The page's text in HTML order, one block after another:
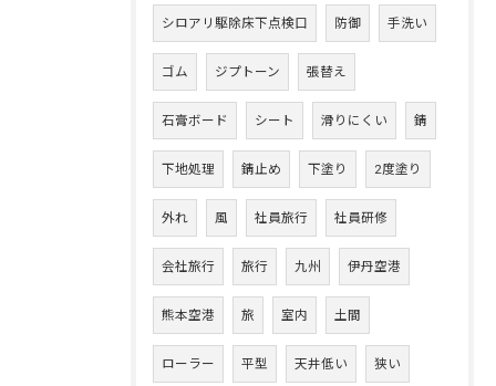
シロアリ駆除床下点検口 防御 手洗い
ゴム ジプトーン 張替え
石膏ボード シート 滑りにくい 錆
下地処理 錆止め 下塗り 2度塗り
外れ 風 社員旅行 社員研修
会社旅行 旅行 九州 伊丹空港
熊本空港 旅 室内 土間
ローラー 平型 天井低い 狭い